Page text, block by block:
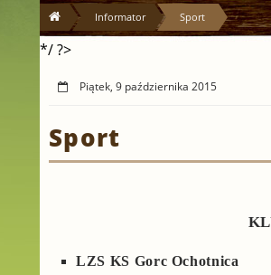
Informator Sport
*/ ?>
Piątek, 9 października 2015
Sport
LZS KS Gorc Ochotnica